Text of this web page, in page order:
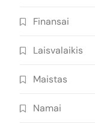
Finansai
Laisvalaikis
Maistas
Namai